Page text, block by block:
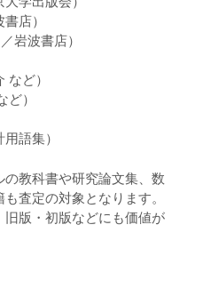
店）
岩波書店）
など）
ど）
語集）
の教科書や研究論文集、数
査定の対象となります。
版・初版などにも価値が